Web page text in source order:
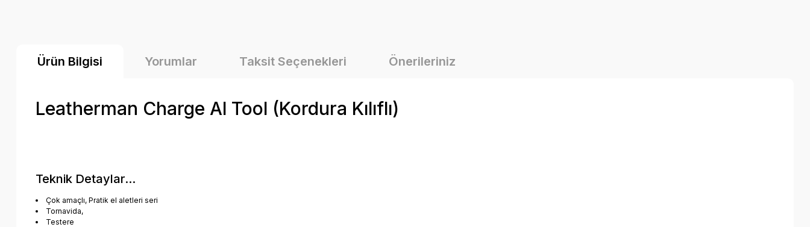
Ürün Bilgisi Yorumlar Taksit Seçenekleri Önerileriniz
Leatherman Charge Al Tool (Kordura Kılıflı)
Teknik Detaylar...
Çok amaçlı, Pratik el aletleri seri
Tornavida,
Testere